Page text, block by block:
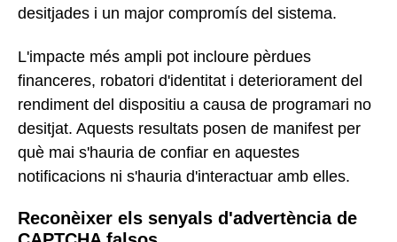
desitjades i un major compromís del sistema.
L'impacte més ampli pot incloure pèrdues
financeres, robatori d'identitat i deteriorament del
rendiment del dispositiu a causa de programari no
desitjat. Aquests resultats posen de manifest per
què mai s'hauria de confiar en aquestes
notificacions ni s'hauria d'interactuar amb elles.
Reconèixer els senyals d'advertència de